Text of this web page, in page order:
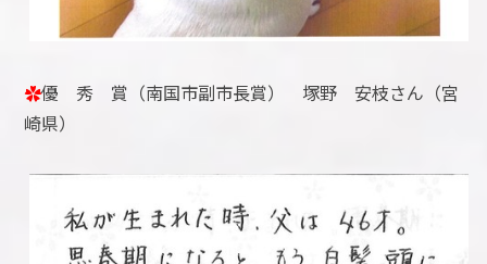
✿優 秀 賞（南国市副市長賞） 塚野 安枝さん（宮
崎県）